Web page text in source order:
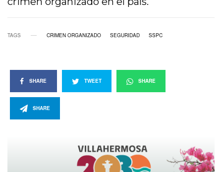
TAGS CRIMEN ORGANIZADO SEGURIDAD SSPC
SHARE TWEET SHARE
SHARE